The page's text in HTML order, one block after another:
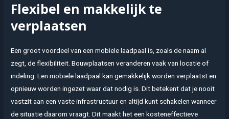
Flexibel en makkelijk te
verplaatsen
Een groot voordeel van een mobiele laadpaal is, zoals de naam al
zegt, de flexibiliteit. Bouwplaatsen veranderen vaak van locatie of
indeling. Een mobiele laadpaal kan gemakkelijk worden verplaatst en
opnieuw worden ingezet waar dat nodig is. Dit betekent dat je nooit
vastzit aan een vaste infrastructuur en altijd kunt schakelen wanneer
de situatie daarom vraagt. Dit maakt het een kosteneffectieve